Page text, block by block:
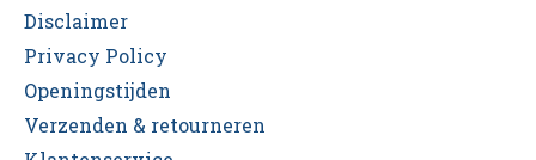
Disclaimer
Privacy Policy
Openingstijden
Verzenden & retourneren